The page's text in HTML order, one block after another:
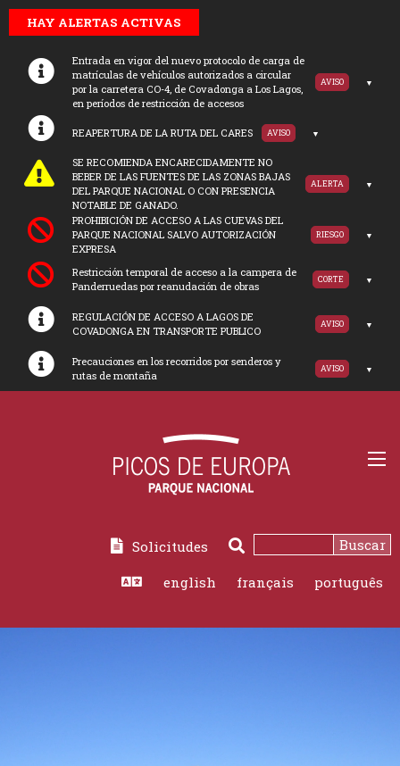
HAY ALERTAS ACTIVAS
Entrada en vigor del nuevo protocolo de carga de
matrículas de vehículos autorizados a circular
por la carretera CO-4, de Covadonga a Los Lagos,
en períodos de restricción de accesos
AVISO
REAPERTURA DE LA RUTA DEL CARES AVISO
SE RECOMIENDA ENCARECIDAMENTE NO
BEBER DE LAS FUENTES DE LAS ZONAS BAJAS
DEL PARQUE NACIONAL O CON PRESENCIA
NOTABLE DE GANADO.
ALERTA
PROHIBICIÓN DE ACCESO A LAS CUEVAS DEL
PARQUE NACIONAL SALVO AUTORIZACIÓN
EXPRESA
RIESGO
Restricción temporal de acceso a la campera de
Panderruedas por reanudación de obras
CORTE
REGULACIÓN DE ACCESO A LAGOS DE
COVADONGA EN TRANSPORTE PUBLICO
AVISO
Precauciones en los recorridos por senderos y
rutas de montaña
AVISO
Solicitudes Buscar
english français português